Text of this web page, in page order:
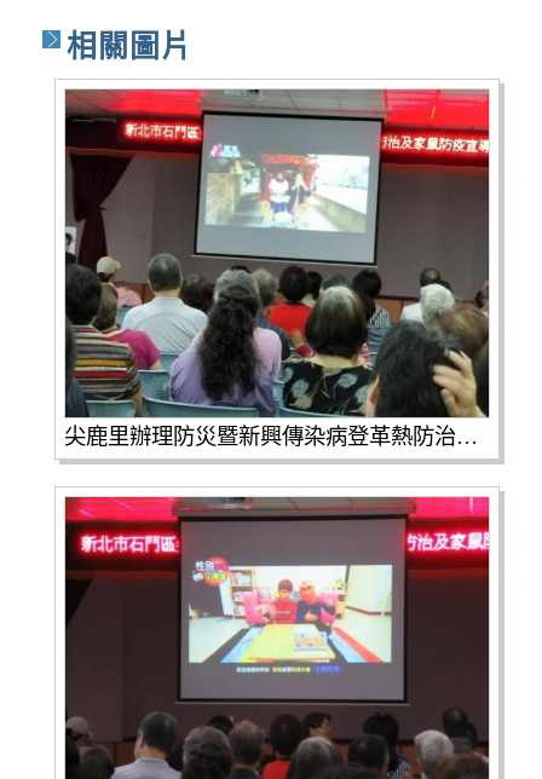
相關圖片
尖鹿里辦理防災暨新興傳染病登革熱防治家鼠疫性平宣導(第1張 / 共4張照片)